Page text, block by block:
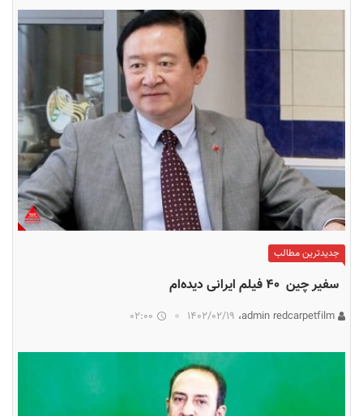
جدیدترین مطالب
سفیر چین ۴۰ فیلم ایرانی دیده‌ام
۱۴۰۲/۰۲/۱۹ 02:00